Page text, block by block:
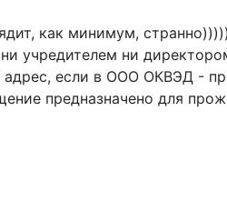
как минимум,
учредителем ни
если в ООО ОКВЭД -
предназначено для